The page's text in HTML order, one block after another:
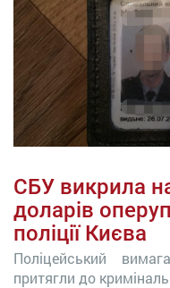
СБУ викрила
доларів
поліції Києва
Поліцейський
притягли до